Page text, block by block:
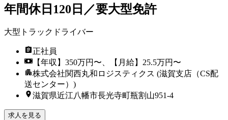
年間休日120日／要大型免許
大型トラックドライバー
正社員
【年収】350万円〜、【月給】25.5万円〜
株式会社関西丸和ロジスティクス (滋賀支店（CS配
送センター）)
滋賀県近江八幡市長光寺町瓶割山951-4
求人を見る